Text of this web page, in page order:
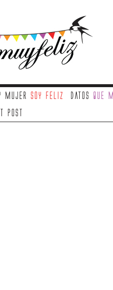
mujer soy feliz Datos que
Post